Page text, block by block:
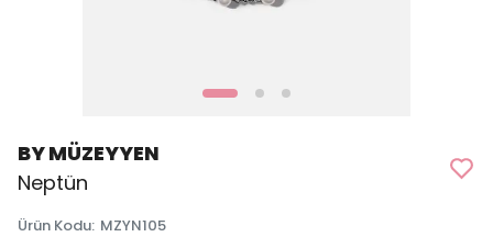
BY MÜZEYYEN
Neptün
Ürün Kodu: MZYN105